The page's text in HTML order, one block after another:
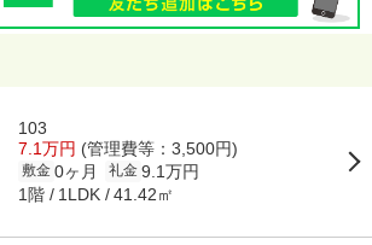
103
7.1万円 (管理費等：3,500円)
敷金 0ヶ月 礼金 9.1万円
1階 1LDK 41.42㎡